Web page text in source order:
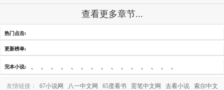
查看更多章节...
热门点击:
更新榜单:
完本小说: 、 、 、 、 、 、 、 、 、 、 、 、 、 、 、
友情链接： 67小说网 八一中文网 65度看书 罢笔中文网 去看小说
索尔中文